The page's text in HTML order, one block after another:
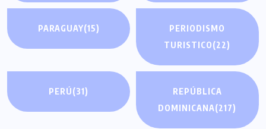
PARAGUAY(15)
PERIODISMO
TURISTICO(22)
PERÚ(31)
REPÚBLICA
DOMINICANA(217)